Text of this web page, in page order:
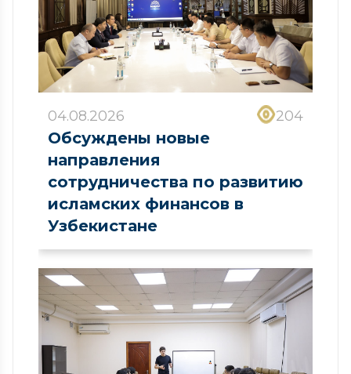
04.08.2026 204
Обсуждены новые
направления
сотрудничества по развитию
исламских финансов в
Узбекистане